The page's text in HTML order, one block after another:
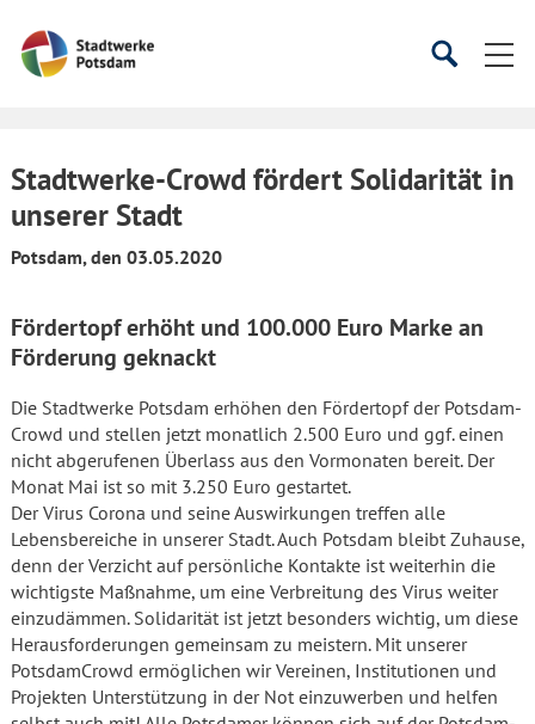
Startseite
SucheSuche
Stadtwerke-Crowd fördert Solidarität in
unserer Stadt
Potsdam, den 03.05.2020
Fördertopf erhöht und 100.000 Euro Marke an
Förderung geknackt
Die Stadtwerke Potsdam erhöhen den Fördertopf der Potsdam-
Crowd und stellen jetzt monatlich 2.500 Euro und ggf. einen
nicht abgerufenen Überlass aus den Vormonaten bereit. Der
Monat Mai ist so mit 3.250 Euro gestartet.
Der Virus Corona und seine Auswirkungen treffen alle
Lebensbereiche in unserer Stadt. Auch Potsdam bleibt Zuhause,
denn der Verzicht auf persönliche Kontakte ist weiterhin die
wichtigste Maßnahme, um eine Verbreitung des Virus weiter
einzudämmen. Solidarität ist jetzt besonders wichtig, um diese
Herausforderungen gemeinsam zu meistern. Mit unserer
PotsdamCrowd ermöglichen wir Vereinen, Institutionen und
Projekten Unterstützung in der Not einzuwerben und helfen